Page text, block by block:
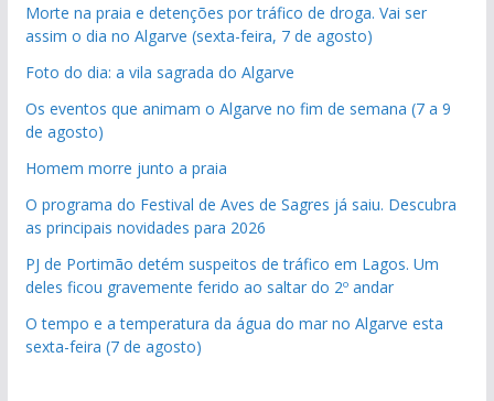
Morte na praia e detenções por tráfico de droga. Vai ser
assim o dia no Algarve (sexta-feira, 7 de agosto)
Foto do dia: a vila sagrada do Algarve
Os eventos que animam o Algarve no fim de semana (7 a 9
de agosto)
Homem morre junto a praia
O programa do Festival de Aves de Sagres já saiu. Descubra
as principais novidades para 2026
PJ de Portimão detém suspeitos de tráfico em Lagos. Um
deles ficou gravemente ferido ao saltar do 2º andar
O tempo e a temperatura da água do mar no Algarve esta
sexta-feira (7 de agosto)